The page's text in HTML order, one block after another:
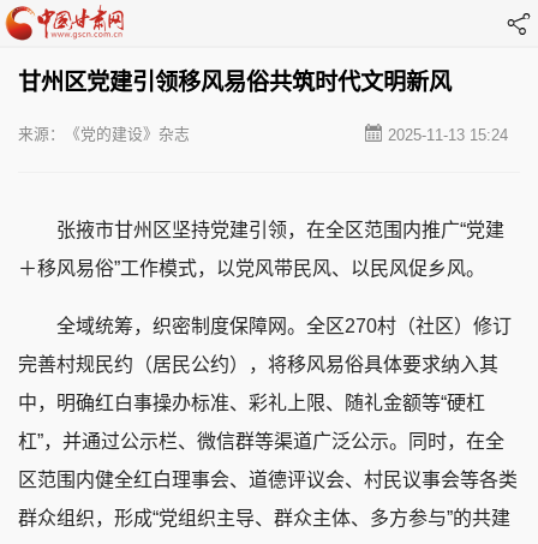
甘州区党建引领移风易俗共筑时代文明新风
2025-11-13 15:24
来源：《党的建设》杂志
张掖市甘州区坚持党建引领，在全区范围内推广“党建
＋移风易俗”工作模式，以党风带民风、以民风促乡风。
全域统筹，织密制度保障网。全区270村（社区）修订
完善村规民约（居民公约），将移风易俗具体要求纳入其
中，明确红白事操办标准、彩礼上限、随礼金额等“硬杠
杠”，并通过公示栏、微信群等渠道广泛公示。同时，在全
区范围内健全红白理事会、道德评议会、村民议事会等各类
群众组织，形成“党组织主导、群众主体、多方参与”的共建